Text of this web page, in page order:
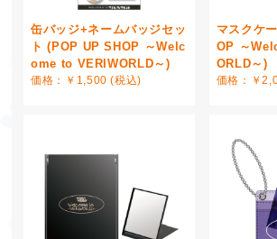
缶バッジ+ネームバッジセッ
ト (POP UP SHOP ～Welc
ome to VERIWORLD～)
価格：￥1,500 (税込)
マスクケ
OP ～
ORLD～)
価格：￥